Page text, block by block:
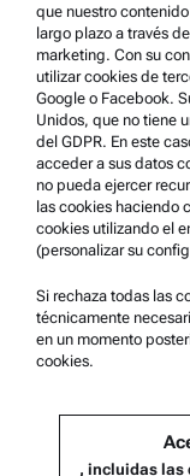
Marcas comerciales
Sistema de denuncia
Asistencia para el
Anton Paar Certified
Declaración de
Centros técnicos
Comuníquese con
Información de la
que nuestro
largo plazo a través
marketing. Con su
utilizar cookies de
Google o Facebook.
Unidos, que no tiene
del GDPR. En este
acceder a sus datos
no pueda ejercer
las cookies haciendo
cookies utilizando el
(personalizar su
Si rechaza todas las
técnicamente
en un momento
cookies.
, incluidas las